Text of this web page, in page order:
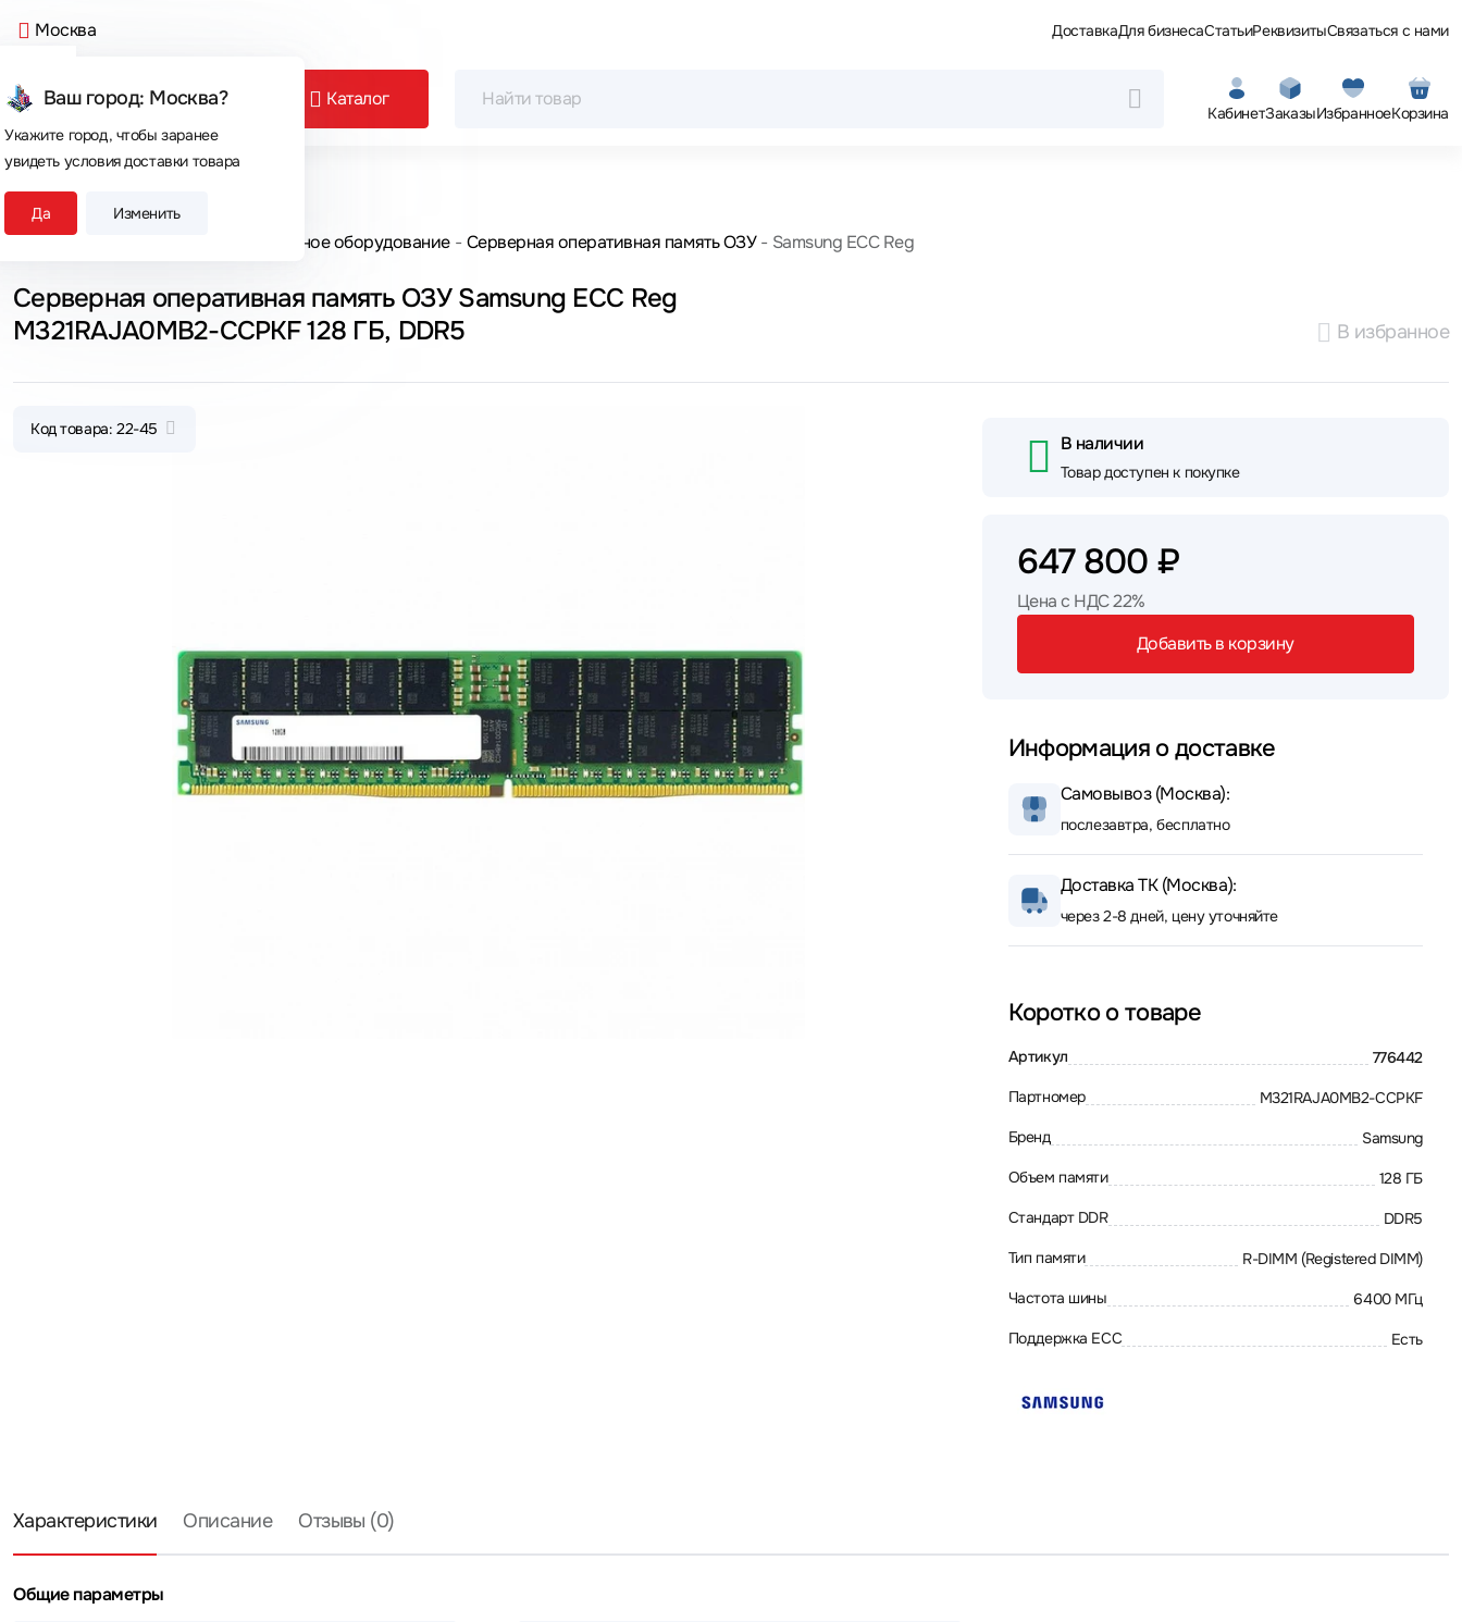
Москва
Ваш город: Москва?
Укажите город, чтобы заранее
увидеть условия доставки товара
Да Изменить
ДоставкаДля бизнесаСтатьиРеквизитыСвязаться с нами
Каталог
КабинетЗаказыИзбранноеКорзина
Сегодня покупают
Главная Серверное оборудование Серверная оперативная память ОЗУ Samsung ECC Reg
Серверная оперативная память ОЗУ Samsung ECC Reg
M321RAJA0MB2-CCPKF 128 ГБ, DDR5
В избранное
Код товара: 22-45
В наличии
Товар доступен к покупке
647 800 ₽
Цена с НДС 22%
Добавить в корзину
Информация о доставке
Самовывоз (Москва):
послезавтра, бесплатно
Доставка ТК (Москва):
через 2-8 дней, цену уточняйте
Коротко о товаре
Артикул 776442
Партномер M321RAJA0MB2-CCPKF
Бренд Samsung
Объем памяти 128 ГБ
Стандарт DDR DDR5
Тип памяти R-DIMM (Registered DIMM)
Частота шины 6400 МГц
Поддержка ECC Есть
Характеристики Описание Отзывы (0)
Общие параметры